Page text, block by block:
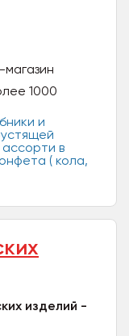
1000
изделий -